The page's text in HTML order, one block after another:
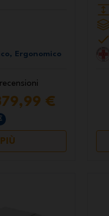
Ergonomico
€